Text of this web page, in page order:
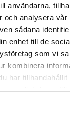
användarna,
och analysera vår
sådana
enhet till de
som vi
kombinera
har tillhandahållit
använt deras